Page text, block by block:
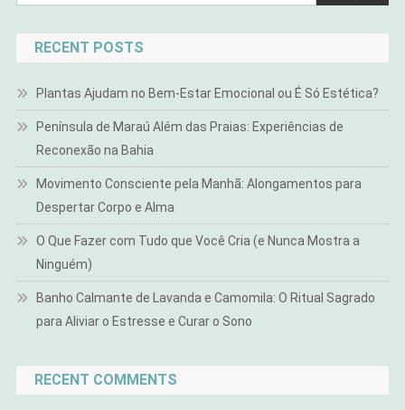
RECENT POSTS
Plantas Ajudam no Bem-Estar Emocional ou É Só Estética?
Península de Maraú Além das Praias: Experiências de
Reconexão na Bahia
Movimento Consciente pela Manhã: Alongamentos para
Despertar Corpo e Alma
O Que Fazer com Tudo que Você Cria (e Nunca Mostra a
Ninguém)
Banho Calmante de Lavanda e Camomila: O Ritual Sagrado
para Aliviar o Estresse e Curar o Sono
RECENT COMMENTS